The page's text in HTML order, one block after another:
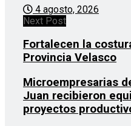
4 agosto, 2026
Next Post
Fortalecen la
Provincia Velasco
Microempresarias
Juan recibieron
proyectos